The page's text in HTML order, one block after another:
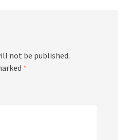
not be published.
*